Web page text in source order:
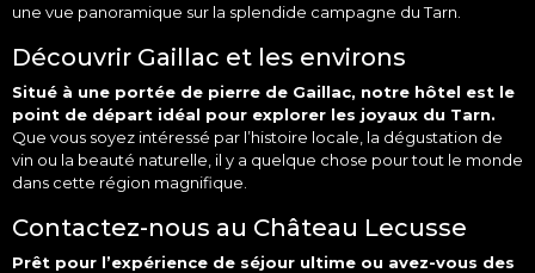
une vue panoramique sur la splendide campagne du Tarn.
Découvrir Gaillac et les environs
Situé à une portée de pierre de Gaillac, notre hôtel est le
point de départ idéal pour explorer les joyaux du Tarn.
Que vous soyez intéressé par l’histoire locale, la dégustation de
vin ou la beauté naturelle, il y a quelque chose pour tout le monde
dans cette région magnifique.
Contactez-nous au Château Lecusse
Prêt pour l’expérience de séjour ultime ou avez-vous des